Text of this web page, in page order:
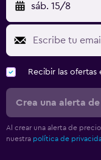
sáb. 15/8
Recibir las
Crea una alerta
Al crear una alerta de
nuestra política de